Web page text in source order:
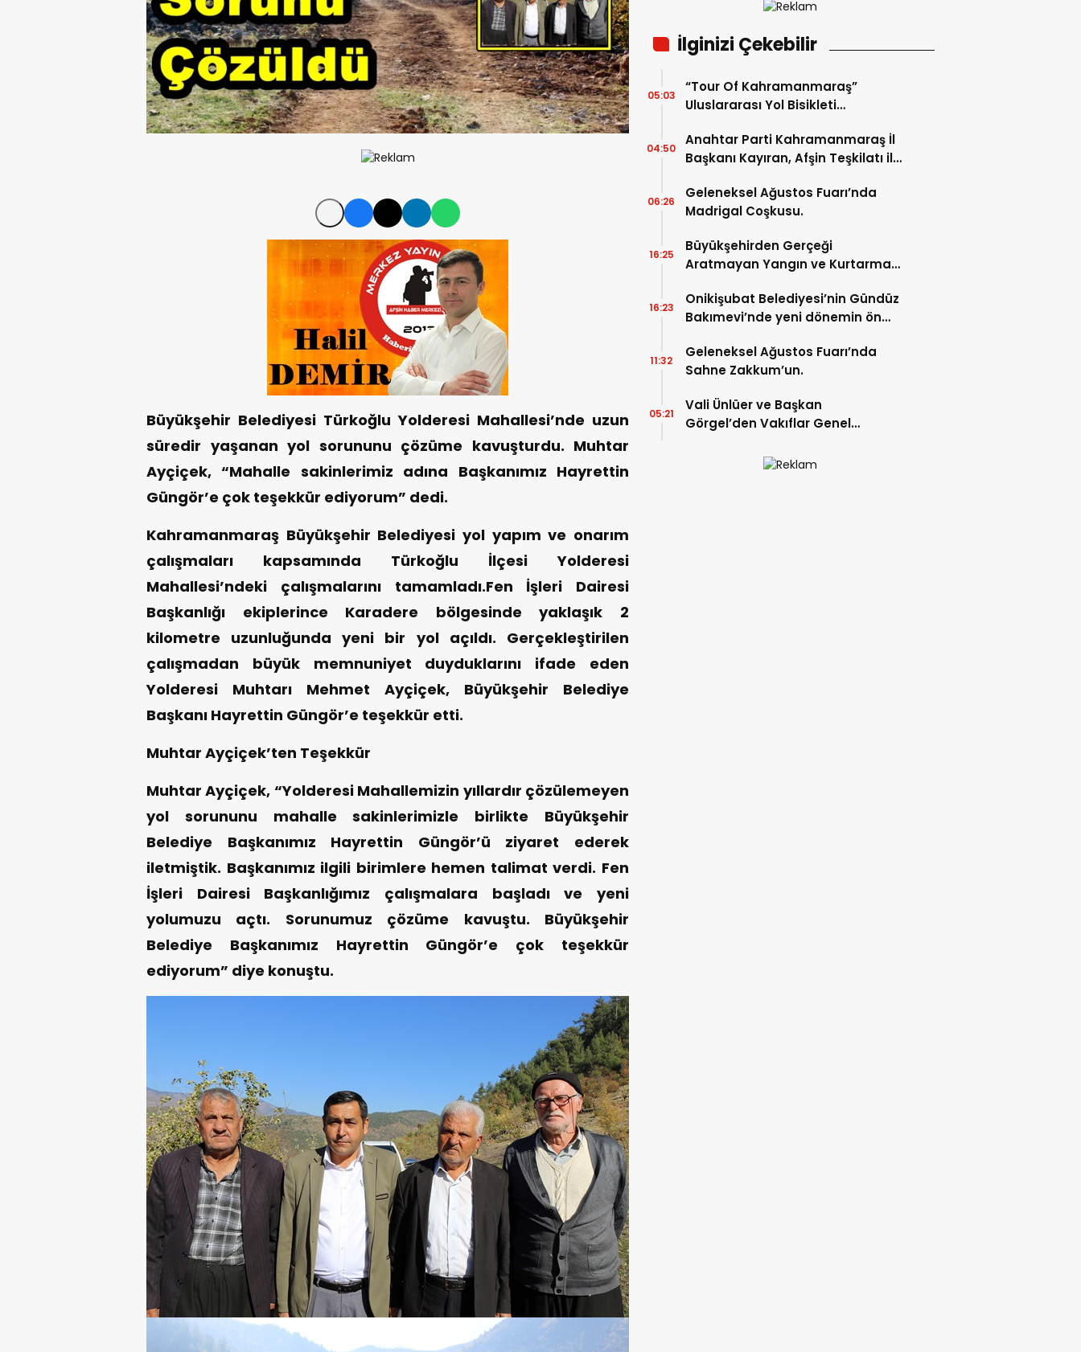
Büyükşehir Belediyesi Türkoğlu Yolderesi Mahallesi’nde uzun
süredir yaşanan yol sorununu çözüme kavuşturdu. Muhtar
Ayçiçek, “Mahalle sakinlerimiz adına Başkanımız Hayrettin
Güngör’e çok teşekkür ediyorum” dedi.
Kahramanmaraş Büyükşehir Belediyesi yol yapım ve onarım
çalışmaları kapsamında Türkoğlu İlçesi Yolderesi
Mahallesi’ndeki çalışmalarını tamamladı.Fen İşleri Dairesi
Başkanlığı ekiplerince Karadere bölgesinde yaklaşık 2
kilometre uzunluğunda yeni bir yol açıldı. Gerçekleştirilen
çalışmadan büyük memnuniyet duyduklarını ifade eden
Yolderesi Muhtarı Mehmet Ayçiçek, Büyükşehir Belediye
Başkanı Hayrettin Güngör’e teşekkür etti.
Muhtar Ayçiçek’ten Teşekkür
Muhtar Ayçiçek, “Yolderesi Mahallemizin yıllardır çözülemeyen
yol sorununu mahalle sakinlerimizle birlikte Büyükşehir
Belediye Başkanımız Hayrettin Güngör’ü ziyaret ederek
iletmiştik. Başkanımız ilgili birimlere hemen talimat verdi. Fen
İşleri Dairesi Başkanlığımız çalışmalara başladı ve yeni
yolumuzu açtı. Sorunumuz çözüme kavuştu. Büyükşehir
Belediye Başkanımız Hayrettin Güngör’e çok teşekkür
ediyorum” diye konuştu.
İlginizi Çekebilir
“Tour Of Kahramanmaraş”
Uluslararası Yol Bisikleti
05:03
Anahtar Parti Kahramanmaraş İl
Başkanı Kayıran, Afşin Teşkilatı ile
04:50
Geleneksel Ağustos Fuarı’nda
Madrigal Coşkusu.
06:26
Büyükşehirden Gerçeği
Aratmayan Yangın ve Kurtarma
16:25
Onikişubat Belediyesi’nin Gündüz
Bakımevi’nde yeni dönemin ön
16:23
Geleneksel Ağustos Fuarı’nda
Sahne Zakkum’un.
11:32
Vali Ünlüer ve Başkan
Görgel’den Vakıflar Genel
05:21